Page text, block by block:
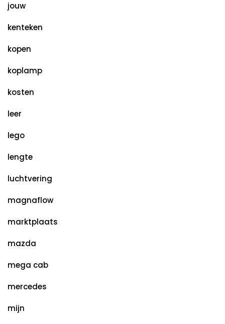
jouw
kenteken
kopen
koplamp
kosten
leer
lego
lengte
luchtvering
magnaflow
marktplaats
mazda
mega cab
mercedes
mijn